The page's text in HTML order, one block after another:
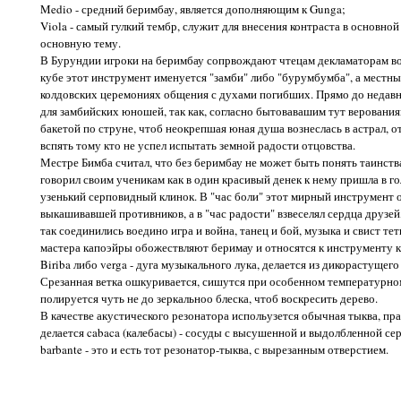
Medio - средний беримбау, является дополняющим к Gunga;
Viola - самый гулкий тембр, служит для внесения контраста в
основную тему.
В Бурундии игроки на беримбау сопрвождают чтецам декламаторам
кубе этот инструмент именуется "замби" либо "бурумбумба", а
колдовских церемониях общения с духами погибших. Прямо до
для замбийских юношей, так как, согласно бытовавашим тут
бакетой по струне, чтоб неокрепшая юная душа вознеслась в астрал,
вспять тому кто не успел испытать земной радости отцовства.
Местре Бимба считал, что без беримбау не может быть понять
говорил своим ученикам как в один красивый денек к нему пришла в
узенький серповидный клинок. В "час боли" этот мирный инструмент
выкашивавшей противников, а в "час радости" взвеселял сердца
так соединились воедино игра и война, танец и бой, музыка и свист
мастера капоэйры обожествляют беримау и относятся к инструменту
Biriba либо verga - дуга музыкального лука, делается из
Срезанная ветка ошкуривается, сишутся при особенном
полируется чуть не до зеркальноо блеска, чтоб воскресить дерево.
В качестве акустического резонатора испольузется обычная тыква,
делается cabaca (калебасы) - сосуды с высушенной и выдолбленной
barbante - это и есть тот резонатор-тыква, с вырезанным отверстием.